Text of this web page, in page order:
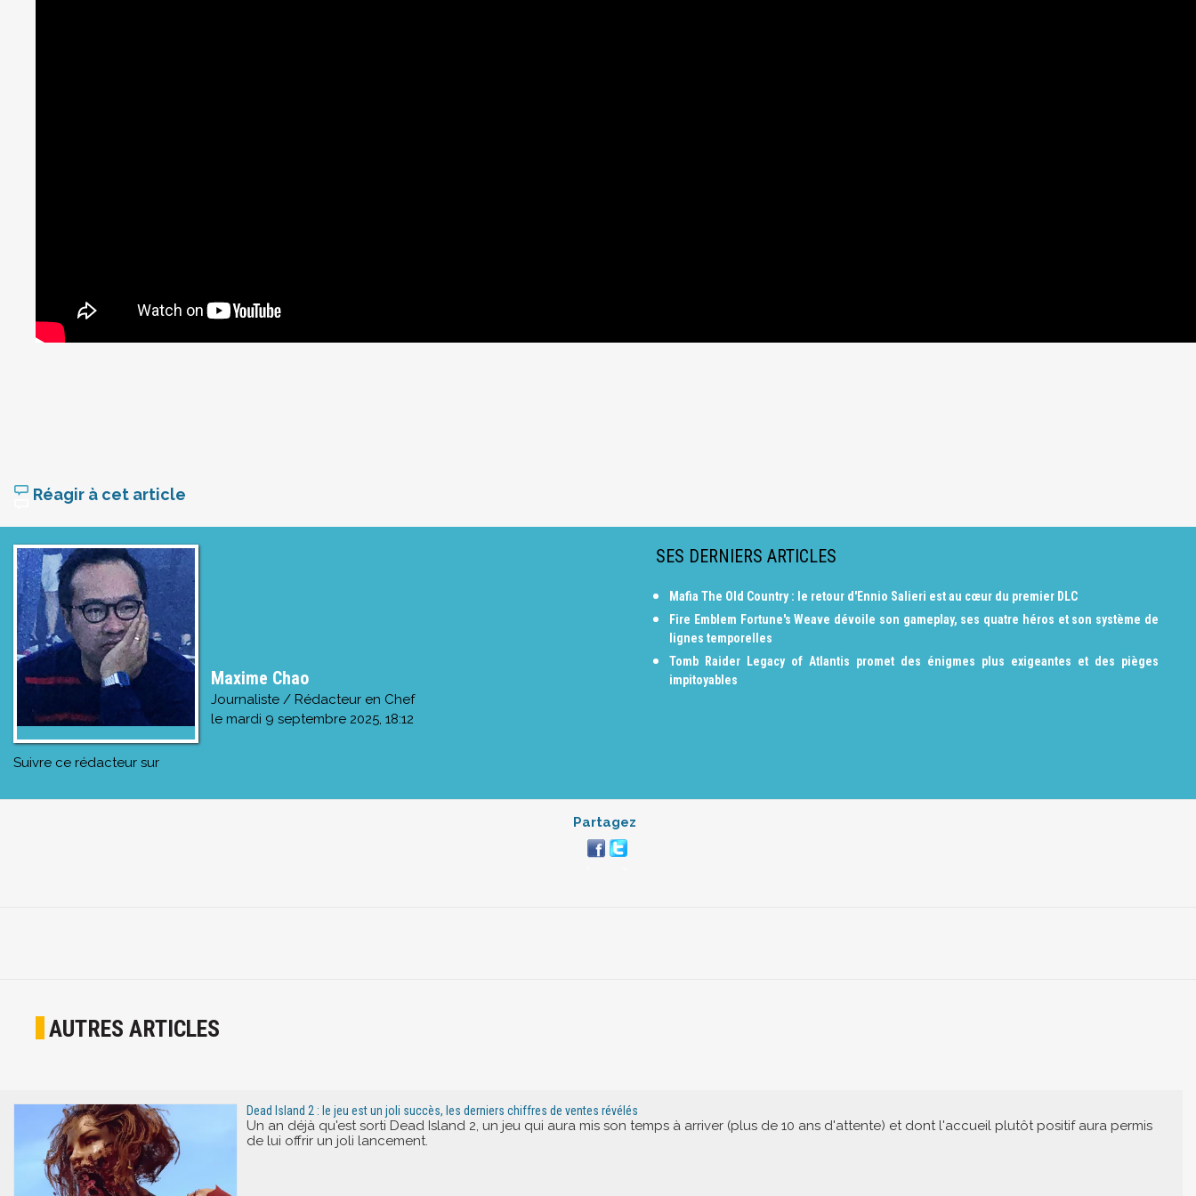
Réagir à cet article
Maxime Chao
Journaliste / Rédacteur en Chef
le mardi 9 septembre 2025, 18:12
Suivre ce rédacteur sur
SES DERNIERS ARTICLES
Mafia The Old Country : le retour d'Ennio Salieri est au cœur du premier DLC
Fire Emblem Fortune's Weave dévoile son gameplay, ses quatre héros et son système de
lignes temporelles
Tomb Raider Legacy of Atlantis promet des énigmes plus exigeantes et des pièges
impitoyables
Partagez
AUTRES ARTICLES
Dead Island 2 : le jeu est un joli succès, les derniers chiffres de ventes révélés
Un an déjà qu'est sorti Dead Island 2, un jeu qui aura mis son temps à arriver (plus de 10 ans d'attente) et dont l'accueil plutôt positif aura permis
de lui offrir un joli lancement.